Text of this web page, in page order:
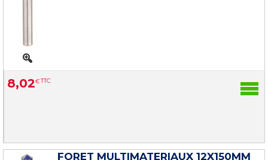
8,02€TTC
FORET MULTIMATERIAUX 12X150MM